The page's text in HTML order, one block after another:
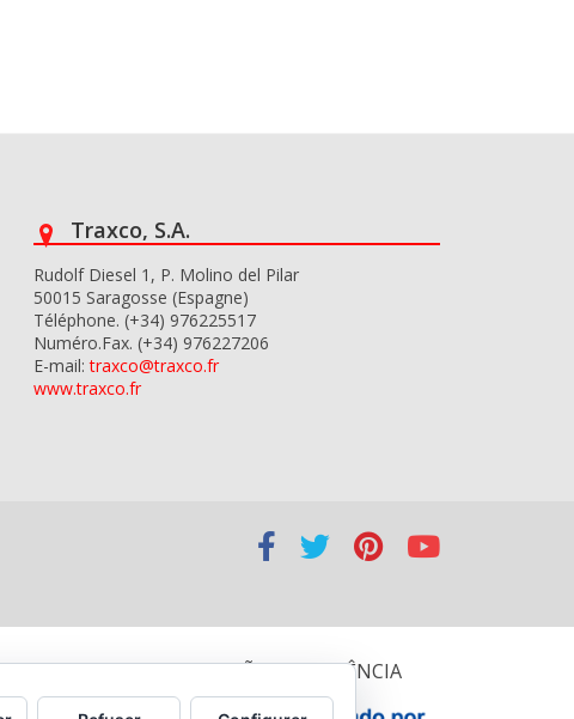
Traxco, S.A.
Rudolf Diesel 1, P. Molino del Pilar
50015 Saragosse (Espagne)
Téléphone. (+34) 976225517
Numéro.Fax. (+34) 976227206
E-mail:traxco@traxco.fr
www.traxco.fr
DE RECUPERAÇÃO E RESILIÊNCIA